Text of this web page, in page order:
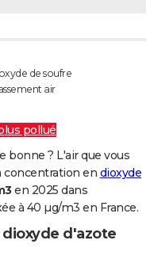
de soufre
air
pollué
bonne ? L'air que vous
concentration en dioxyde
en 2025 dans
à 40 µg/m3 en France.
d'azote